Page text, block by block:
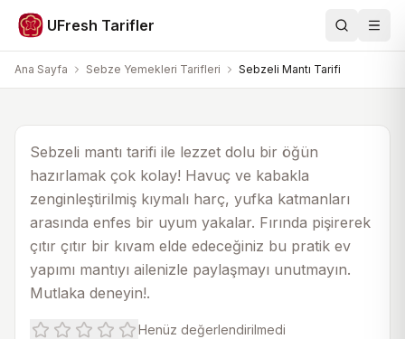
UFresh Tarifler Ara
Ana Sayfa Sebze Yemekleri Tarifleri Sebzeli Mantı Tarifi
Sebze Yemekleri Tarifleri
Sebzeli Mantı Tarifi
30 dk 40 dk 4
Sebzeli mantı tarifi ile lezzet dolu bir öğün
hazırlamak çok kolay! Havuç ve kabakla
zenginleştirilmiş kıymalı harç, yufka katmanları
arasında enfes bir uyum yakalar. Fırında pişirerek
çıtır çıtır bir kıvam elde edeceğiniz bu pratik ev
yapımı mantıyı ailenizle paylaşmayı unutmayın.
Mutlaka deneyin!.
Henüz değerlendirilmedi